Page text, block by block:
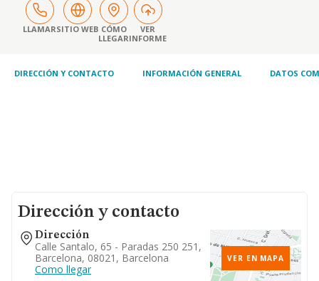
LLAMARSITIO WEB CÓMO
LLEGAR
VER
INFORME
DIRECCIÓN Y CONTACTO INFORMACIÓN GENERAL DATOS
Dirección y contacto
Dirección
Calle Santalo, 65 - Paradas 250 251,
Barcelona, 08021, Barcelona
Como llegar
VER EN MAPA